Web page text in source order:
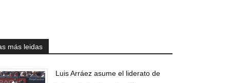
más leidas
Luis Arráez asume el liderato de